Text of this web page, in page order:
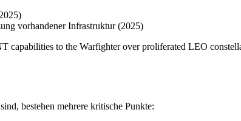
vorhandener Infrastruktur (2025)
to the Warfighter over proliferated LEO
bestehen mehrere kritische Punkte: